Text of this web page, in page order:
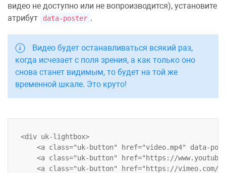
видео не доступно или не вопроизводится), установите
атрибут
data-poster .
Видео будет останавливаться всякий раз,
когда исчезает с поля зрения, а как только оно
снова станет видимым, то будет на той же
временной шкале. Это круто!
<div uk-lightbox>
<a class="uk-button" href="video.mp4" data-
<a class="uk-button" href="https://
<a class="uk-button" href="https://vimeo.com/